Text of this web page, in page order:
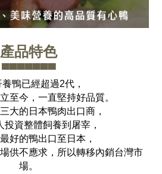
產品特色
▀▀▀▀▀▀▀
鴨已經超過2代，
至今，一直堅持好品質。
大的日本鴨肉出口商，
投資整體飼養到屠宰，
好的鴨出口至日本，
供不應求， 所以轉移內銷台灣市
場。